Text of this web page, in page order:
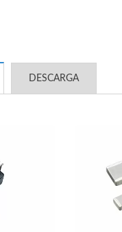
DESCARGA